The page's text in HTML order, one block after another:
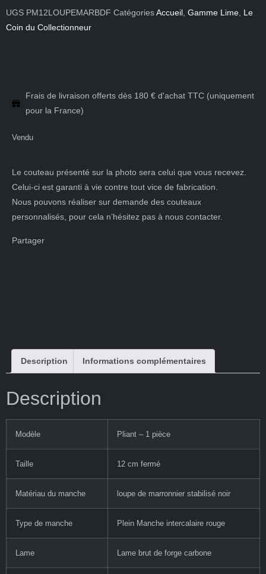
UGS PM12LOUPEMARBDF CatégoriesAccueil, Gamme Lime, Le
Coin du Collectionneur
Frais de livraison offerts dès 180 € d'achat TTC (uniquement
pour la France)
Vendu
Le couteau présenté sur la photo sera celui que vous recevez.
Celui-ci est garanti à vie contre tout vice de fabrication.
Nous pouvons réaliser sur demande des couteaux
personnalisés, pour cela n’hésitez pas à nous contacter.
Partager
Description Informations complémentaires
Description
Modèle Pliant – 1 pièce
Taille 12 cm fermé
Matériau du manche loupe de marronnier stabilisé noir
Type de manche Plein Manche intercalaire rouge
Lame Lame brut de forge carbone